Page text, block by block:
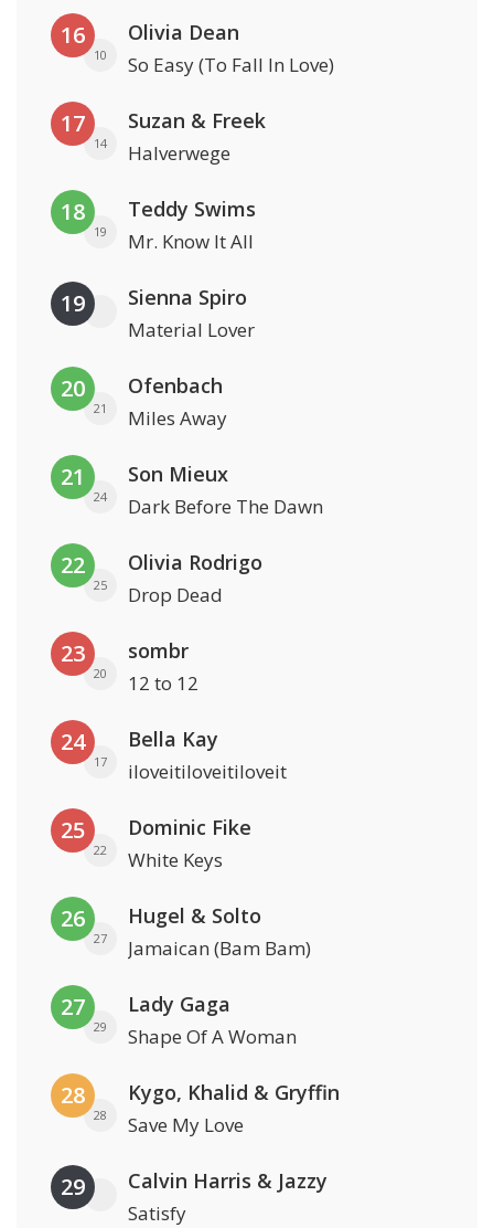
16
10
Olivia Dean
So Easy (To Fall In Love)
17
14
Suzan & Freek
Halverwege
18
19
Teddy Swims
Mr. Know It All
19 Sienna Spiro
Material Lover
20
21
Ofenbach
Miles Away
21
24
Son Mieux
Dark Before The Dawn
22
25
Olivia Rodrigo
Drop Dead
23
20
sombr
12 to 12
24
17
Bella Kay
iloveitiloveitiloveit
25
22
Dominic Fike
White Keys
26
27
Hugel & Solto
Jamaican (Bam Bam)
27
29
Lady Gaga
Shape Of A Woman
28
28
Kygo, Khalid & Gryffin
Save My Love
29 Calvin Harris & Jazzy
Satisfy